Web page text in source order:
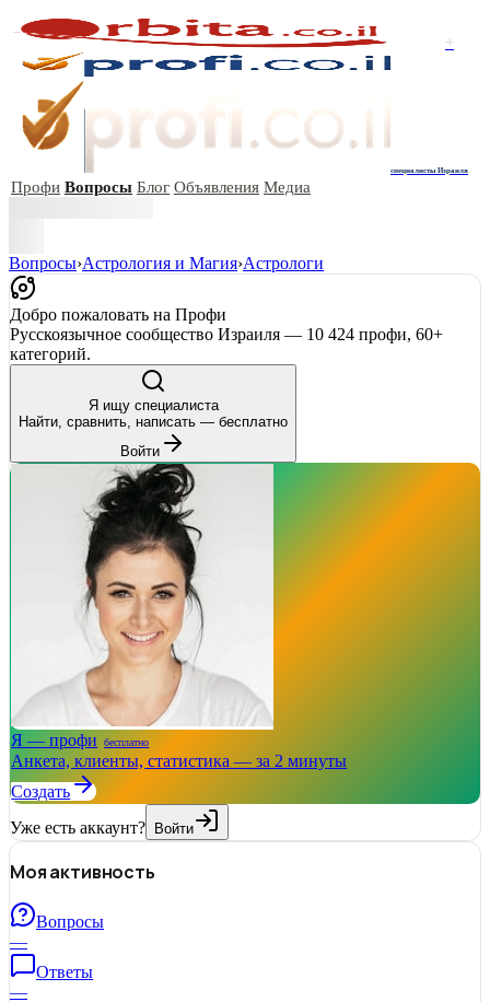
+
специалисты Израиля
Профи Вопросы Блог Объявления Медиа
Вопросы›Астрология и Магия›Астрологи
Добро пожаловать на Профи
Русскоязычное сообщество Израиля — 10 424 профи, 60+
категорий.
Я ищу специалиста
Найти, сравнить, написать — бесплатно
Войти
Я — профи бесплатно
Анкета, клиенты, статистика — за 2 минуты
Создать
Уже есть аккаунт? Войти
Моя активность
Вопросы
—
Ответы
—